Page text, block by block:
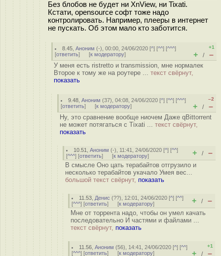
Без блобов не будет ни XnView, ни Tixati.
Кстати, opensource софт тоже надо
контролировать. Например, плееры в интернет
не пускать. Об этом мало кто заботится.
8.45 ,Аноним (-), 00:00, 24/06/2020 [^] [^^] [^^^]
[ответить] [к модератору]
+1
+ / –
У меня есть ristretto и transmission, мне нормалек
Второе к тому же на роутере ... текст свёрнут,
показать
9.48 ,Аноним (37), 04:08, 24/06/2020 [^] [^^] [^^^]
[ответить] [к модератору]
–2
+ / –
Ну, это сравнение вообще ниочем Даже qBittorrent
не может потягаться с Tixati ... текст свёрнут,
показать
10.51 ,Аноним (-), 11:41, 24/06/2020 [^] [^^]
[^^^] [ответить] [к модератору] + / –
В смысле Оно цать терабайтов отгрузило и
несколько терабайтов укачало Умея вес...
большой текст свёрнут, показать
11.53 Денис (??), 12:01, 24/06/2020 [^] [^^]
[^^^] [ответить] [к модератору] + / –
Мне от торрента надо, чтобы он умел качать
последовательно И частями и файлами ...
текст свёрнут, показать
11.56 ,Аноним (56), 14:41, 24/06/2020 [^] [^^]
[^^^] [ответить] [к модератору]
+1
+ / –